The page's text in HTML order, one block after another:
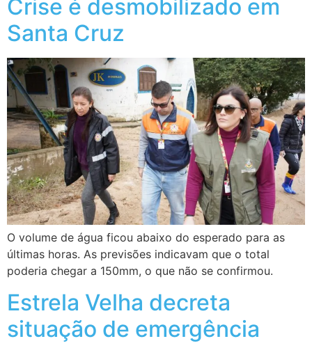
Crise é desmobilizado em
Santa Cruz
O volume de água ficou abaixo do esperado para as
últimas horas. As previsões indicavam que o total
poderia chegar a 150mm, o que não se confirmou.
Estrela Velha decreta
situação de emergência